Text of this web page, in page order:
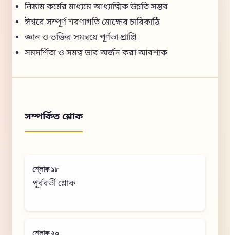
নিষ্কাম কর্মের মাধ্যমে আধ্যাত্মিক উন্নতি সম্ভব
ঈশ্বরে সম্পূর্ণ শরণাগতি মোক্ষের চাবিকাঠি
জ্ঞান ও ভক্তির সমন্বয়ে পূর্ণতা প্রাপ্তি
সমদর্শিতা ও সমত্ব ভাব অর্জন করা আবশ্যক
সম্পর্কিত শ্লোক
শ্লোক ১৮
পূর্ববর্তী শ্লোক
শ্লোক ২০